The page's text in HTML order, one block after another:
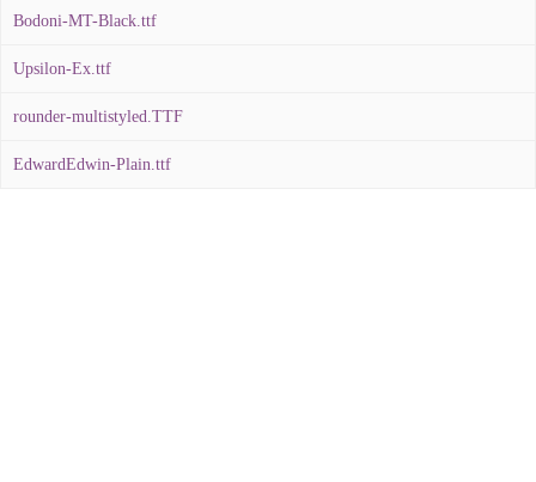
Bodoni-MT-Black.ttf
Upsilon-Ex.ttf
rounder-multistyled.TTF
EdwardEdwin-Plain.ttf